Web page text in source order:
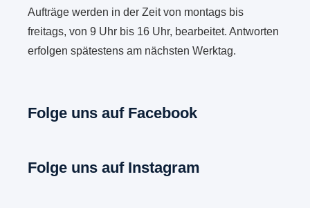
Aufträge werden in der Zeit von montags bis
freitags, von 9 Uhr bis 16 Uhr, bearbeitet. Antworten
erfolgen spätestens am nächsten Werktag.
Folge uns auf Facebook
Folge uns auf Instagram